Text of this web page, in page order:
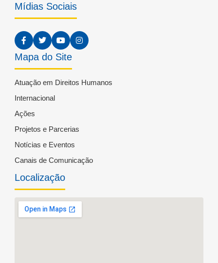
Mídias Sociais
Mapa do Site
Atuação em Direitos Humanos
Internacional
Ações
Projetos e Parcerias
Notícias e Eventos
Canais de Comunicação
Localização